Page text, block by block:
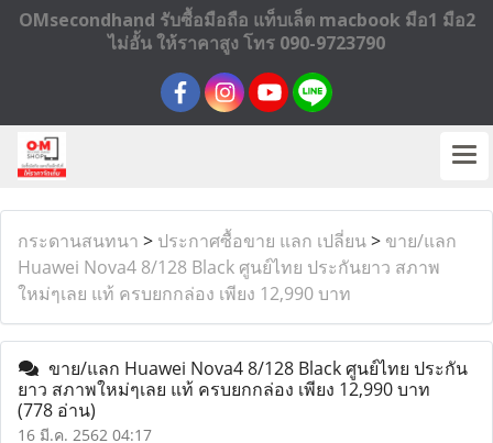
OMsecondhand รับซื้อมือถือ แท็บเล็ต macbook มือ1 มือ2
ไม่อั้น ให้ราคาสูง โทร 090-9723790
กระดานสนทนา > ประกาศซื้อขาย แลก เปลี่ยน> ขาย/แลก
Huawei Nova4 8/128 Black ศูนย์ไทย ประกันยาว สภาพ
ใหม่ๆเลย แท้ ครบยกกล่อง เพียง 12,990 บาท
ขาย/แลก Huawei Nova4 8/128 Black ศูนย์ไทย ประกัน
ยาว สภาพใหม่ๆเลย แท้ ครบยกกล่อง เพียง 12,990 บาท
(778 อ่าน)
16 มี.ค. 2562 04:17